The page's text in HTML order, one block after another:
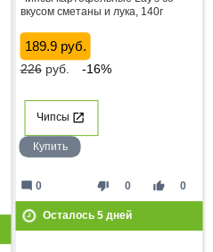
вкусом сметаны и лука, 140г
189.9 руб.
226руб. -16%
Чипсы
Купить
thumb_down 0 thumb_up 0
mode_comment 0
Осталось 5дней